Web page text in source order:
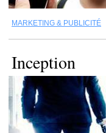
MARKETING & PUBLICITÉ
Inception